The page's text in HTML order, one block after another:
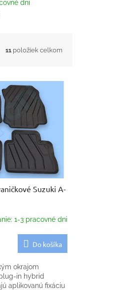
dni
11 položiek celkom
Suzuki A-
1-3 pracovné dni
Do košíka
okrajom
in hybrid
aplikovanú fixáciu